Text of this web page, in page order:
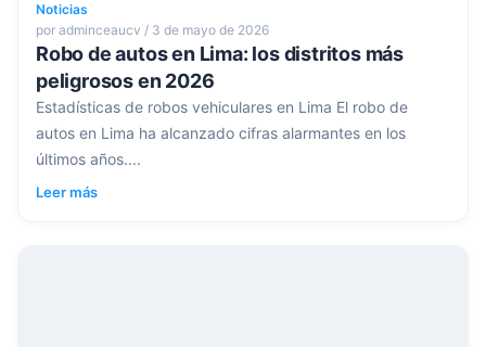
Noticias
por adminceaucv / 3 de mayo de 2026
Robo de autos en Lima: los distritos más
peligrosos en 2026
Estadísticas de robos vehiculares en Lima El robo de
autos en Lima ha alcanzado cifras alarmantes en los
últimos años....
Leer más